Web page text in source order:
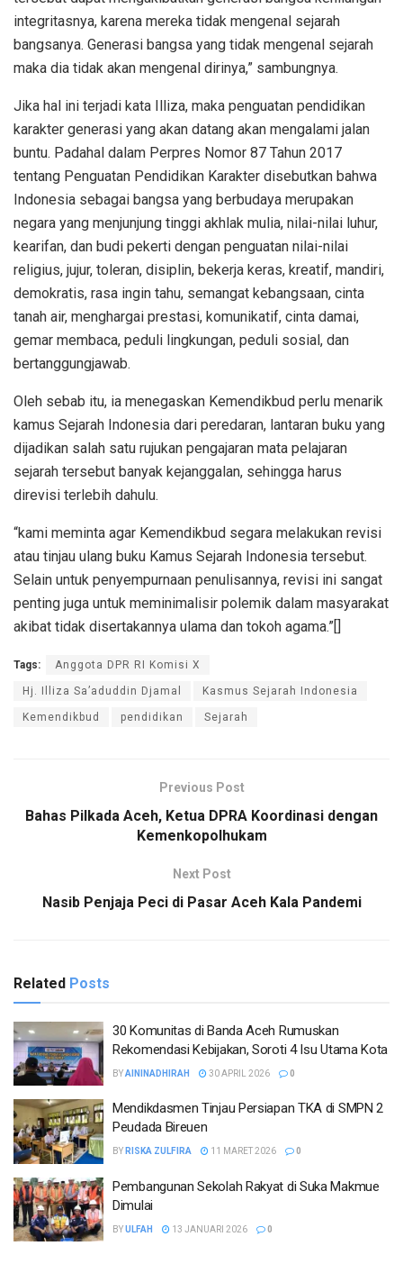
integritasnya, karena mereka tidak mengenal sejarah
bangsanya. Generasi bangsa yang tidak mengenal sejarah
maka dia tidak akan mengenal dirinya,” sambungnya.
Jika hal ini terjadi kata Illiza, maka penguatan pendidikan
karakter generasi yang akan datang akan mengalami jalan
buntu. Padahal dalam Perpres Nomor 87 Tahun 2017
tentang Penguatan Pendidikan Karakter disebutkan bahwa
Indonesia sebagai bangsa yang berbudaya merupakan
negara yang menjunjung tinggi akhlak mulia, nilai-nilai luhur,
kearifan, dan budi pekerti dengan penguatan nilai-nilai
religius, jujur, toleran, disiplin, bekerja keras, kreatif, mandiri,
demokratis, rasa ingin tahu, semangat kebangsaan, cinta
tanah air, menghargai prestasi, komunikatif, cinta damai,
gemar membaca, peduli lingkungan, peduli sosial, dan
bertanggungjawab.
Oleh sebab itu, ia menegaskan Kemendikbud perlu menarik
kamus Sejarah Indonesia dari peredaran, lantaran buku yang
dijadikan salah satu rujukan pengajaran mata pelajaran
sejarah tersebut banyak kejanggalan, sehingga harus
direvisi terlebih dahulu.
“kami meminta agar Kemendikbud segara melakukan revisi
atau tinjau ulang buku Kamus Sejarah Indonesia tersebut.
Selain untuk penyempurnaan penulisannya, revisi ini sangat
penting juga untuk meminimalisir polemik dalam masyarakat
akibat tidak disertakannya ulama dan tokoh agama.”[]
Tags: Anggota DPR RI Komisi X
Hj. Illiza Sa’aduddin Djamal Kasmus Sejarah Indonesia
Kemendikbud pendidikan Sejarah
Previous Post
Bahas Pilkada Aceh, Ketua DPRA Koordinasi dengan
Kemenkopolhukam
Next Post
Nasib Penjaja Peci di Pasar Aceh Kala Pandemi
Related Posts
30 Komunitas di Banda Aceh Rumuskan
Rekomendasi Kebijakan, Soroti 4 Isu Utama Kota
BYAININADHIRAH 30 APRIL 2026 0
Mendikdasmen Tinjau Persiapan TKA di SMPN 2
Peudada Bireuen
BY RISKA ZULFIRA 11 MARET 2026 0
Pembangunan Sekolah Rakyat di Suka Makmue
Dimulai
BYULFAH 13 JANUARI 2026 0